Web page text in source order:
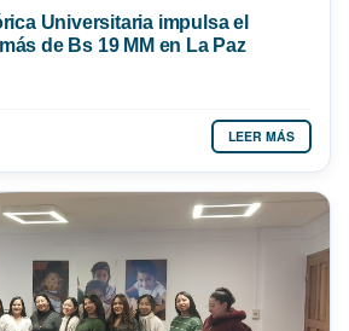
Universitaria impulsa el
de Bs 19 MM en La Paz
LEER MÁS